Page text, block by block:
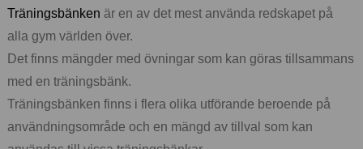
Träningsbänken är en av det mest använda redskapet på
alla gym världen över.
Det finns mängder med övningar som kan göras tillsammans
med en träningsbänk.
Träningsbänken finns i flera olika utförande beroende på
användningsområde och en mängd av tillval som kan